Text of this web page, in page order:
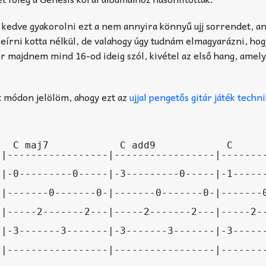
gyakorolni ezt a nem annyira könnyű ujj sorrendet,
kotta nélkül, de valahogy úgy tudnám elmagyarázni,
majdnem mind 16-od ideig szól, kivétel az első hang,
jelölöm, ahogy ezt azujjal pengetős gitár játék